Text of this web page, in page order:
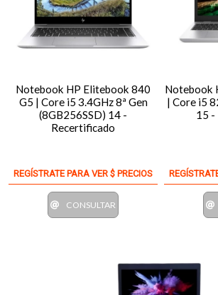
Notebook HP Elitebook 840
G5 | Core i5 3.4GHz 8ª Gen
(8GB256SSD) 14 -
Recertificado
REGÍSTRATE PARA VER $ PRECIOS
CONSULTAR
Notebook
| Core i5
15 -